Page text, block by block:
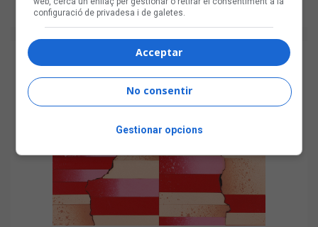
configuració de privadesa i de galetes.
Acceptar
No consentir
Gestionar opcions